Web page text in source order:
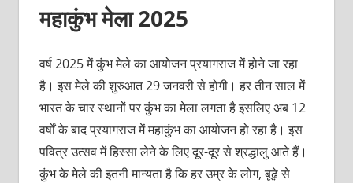
महाकुंभ मेला 2025
वर्ष 2025 में कुंभ मेले का आयोजन प्रयागराज में होने जा रहा
है। इस मेले की शुरुआत 29 जनवरी से होगी। हर तीन साल में
भारत के चार स्‍थानों पर कुंभ का मेला लगता है इसलिए अब 12
वर्षों के बाद प्रयागराज में महाकुंभ का आयोजन हो रहा है। इस
पवित्र उत्‍सव में हिस्‍सा लेने के लिए दूर-दूर से श्रद्धालु आते हैं।
कुंभ के मेले की इतनी मान्‍यता है कि हर उम्र के लोग, बूढ़े से